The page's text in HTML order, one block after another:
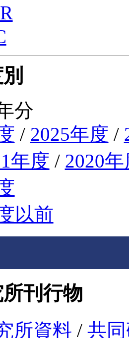
分
/ 2025年度 /
年度 / 2020
以前
刊行物
所資料 / 共